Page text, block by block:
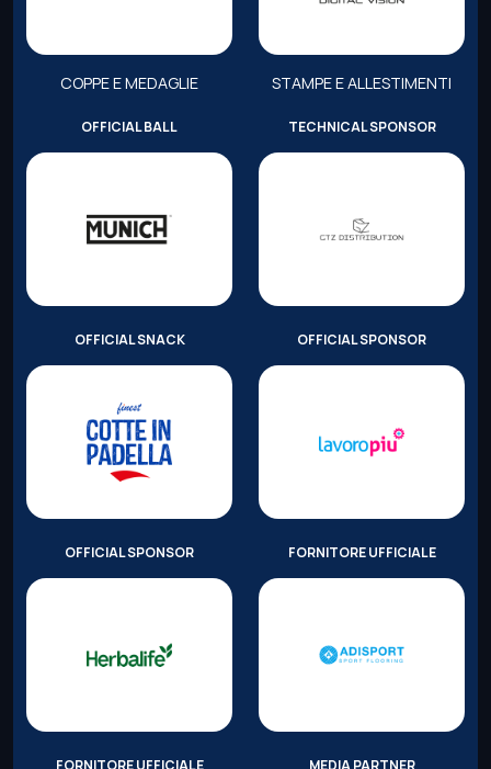
COPPE E MEDAGLIE STAMPE E ALLESTIMENTI
OFFICIAL BALL TECHNICAL SPONSOR
OFFICIAL SNACK OFFICIAL SPONSOR
OFFICIAL SPONSOR FORNITORE UFFICIALE
FORNITORE UFFICIALE MEDIA PARTNER